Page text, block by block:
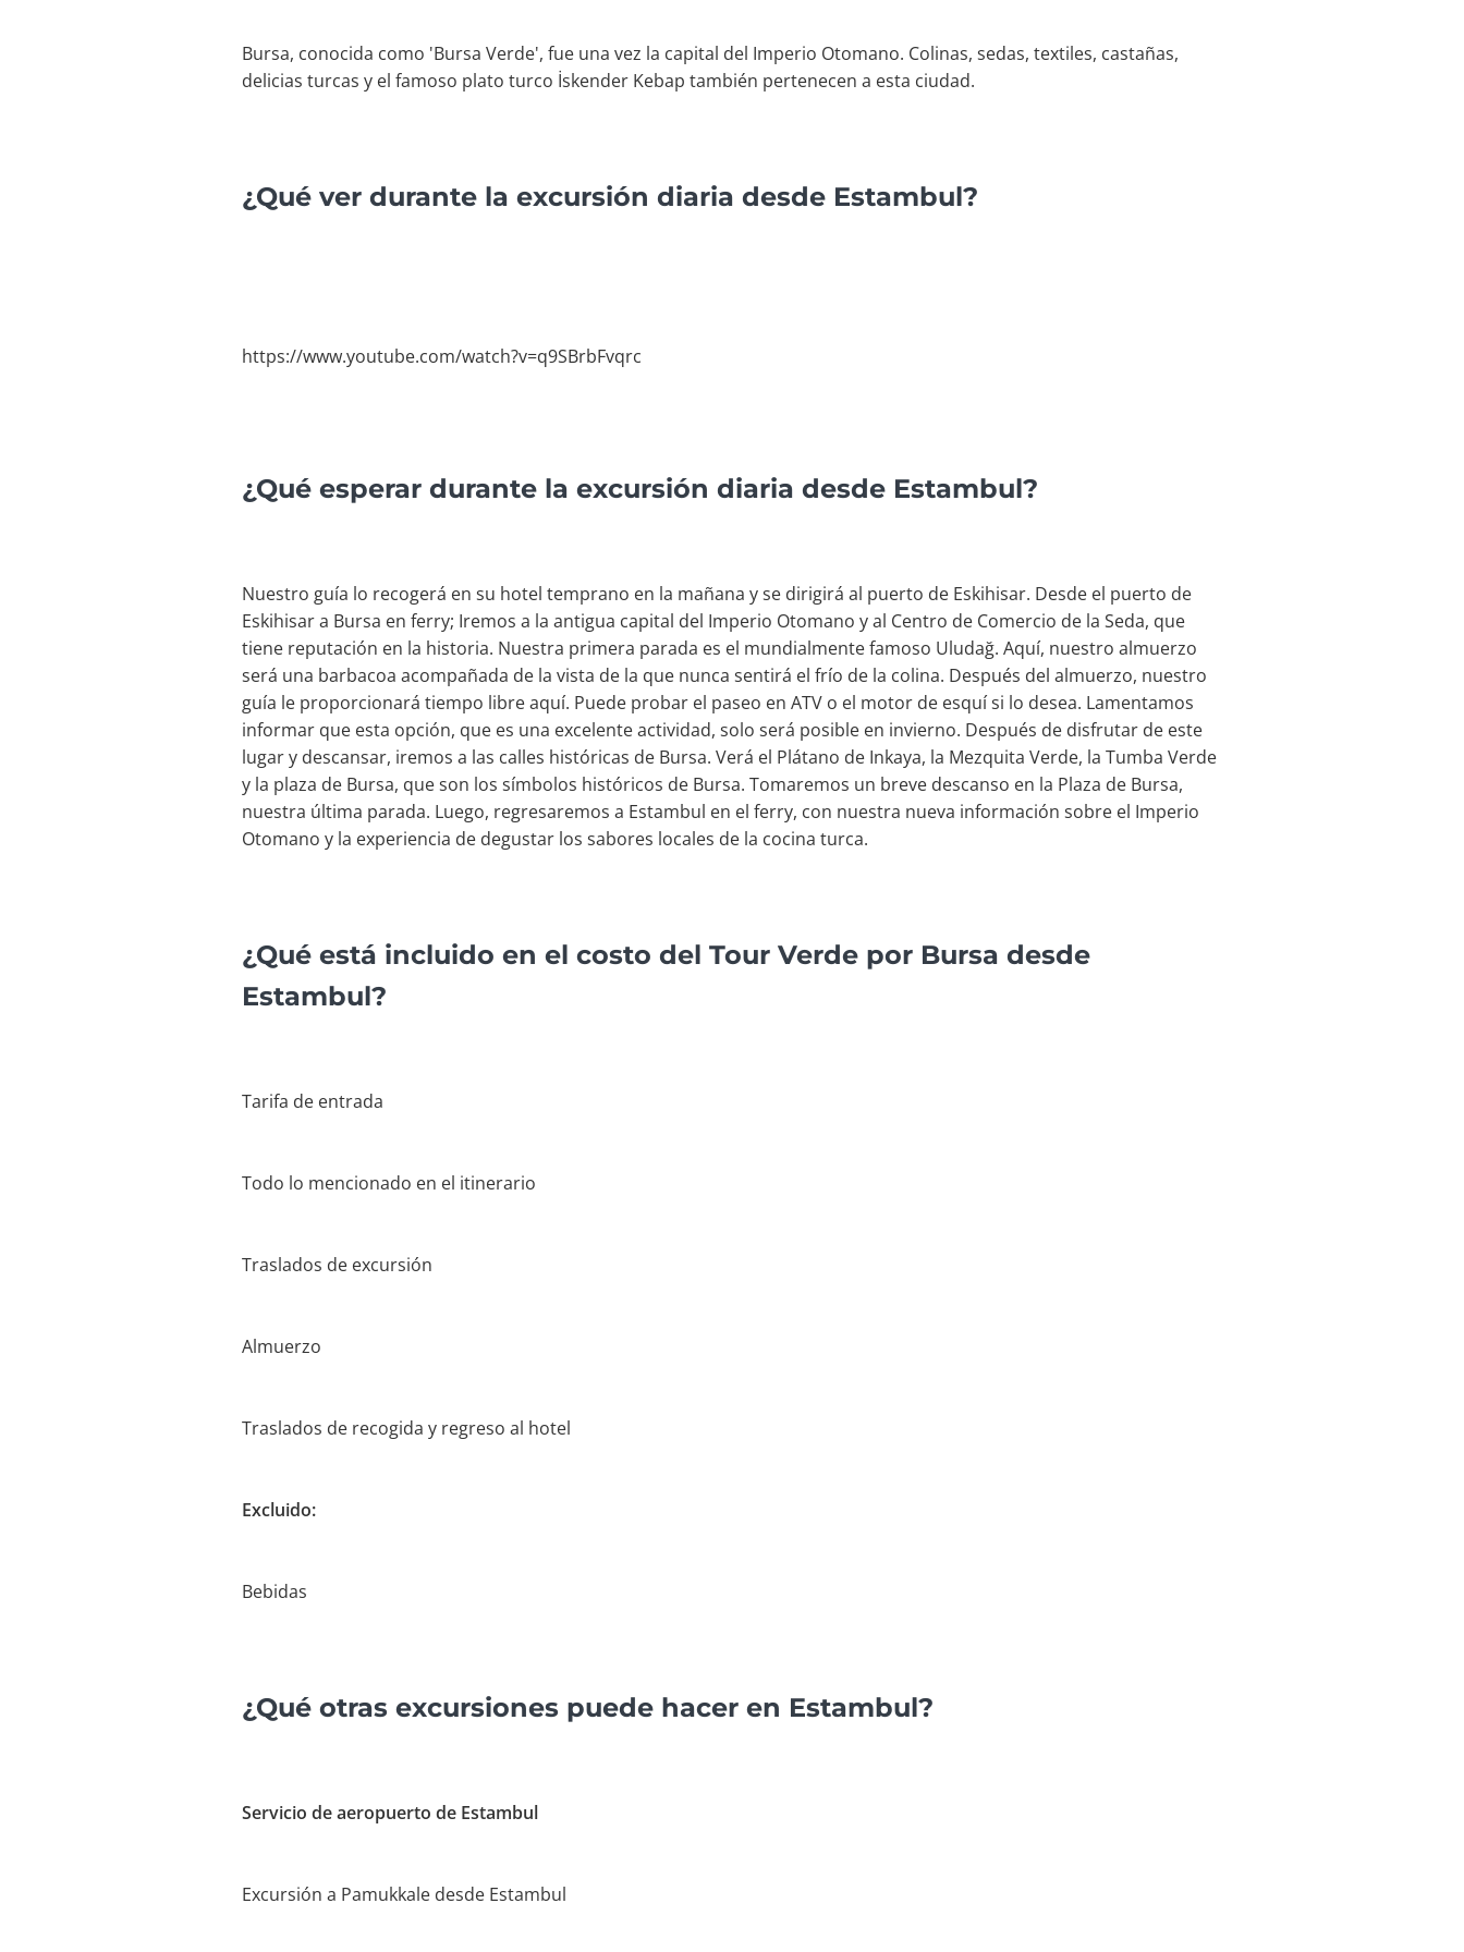
Bursa, conocida como 'Bursa Verde', fue una vez la capital del Imperio Otomano. Colinas, sedas, textiles, castañas,
delicias turcas y el famoso plato turco İskender Kebap también pertenecen a esta ciudad.
¿Qué ver durante la excursión diaria desde Estambul?
https://www.youtube.com/watch?v=q9SBrbFvqrc
¿Qué esperar durante la excursión diaria desde Estambul?
Nuestro guía lo recogerá en su hotel temprano en la mañana y se dirigirá al puerto de Eskihisar. Desde el puerto de
Eskihisar a Bursa en ferry; Iremos a la antigua capital del Imperio Otomano y al Centro de Comercio de la Seda, que
tiene reputación en la historia. Nuestra primera parada es el mundialmente famoso Uludağ. Aquí, nuestro almuerzo
será una barbacoa acompañada de la vista de la que nunca sentirá el frío de la colina. Después del almuerzo, nuestro
guía le proporcionará tiempo libre aquí. Puede probar el paseo en ATV o el motor de esquí si lo desea. Lamentamos
informar que esta opción, que es una excelente actividad, solo será posible en invierno. Después de disfrutar de este
lugar y descansar, iremos a las calles históricas de Bursa. Verá el Plátano de Inkaya, la Mezquita Verde, la Tumba Verde
y la plaza de Bursa, que son los símbolos históricos de Bursa. Tomaremos un breve descanso en la Plaza de Bursa,
nuestra última parada. Luego, regresaremos a Estambul en el ferry, con nuestra nueva información sobre el Imperio
Otomano y la experiencia de degustar los sabores locales de la cocina turca.
¿Qué está incluido en el costo del Tour Verde por Bursa desde
Estambul?
Tarifa de entrada
Todo lo mencionado en el itinerario
Traslados de excursión
Almuerzo
Traslados de recogida y regreso al hotel
Excluido:
Bebidas
¿Qué otras excursiones puede hacer en Estambul?
Servicio de aeropuerto de Estambul
Excursión a Pamukkale desde Estambul